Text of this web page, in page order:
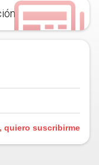
quiero suscribirme